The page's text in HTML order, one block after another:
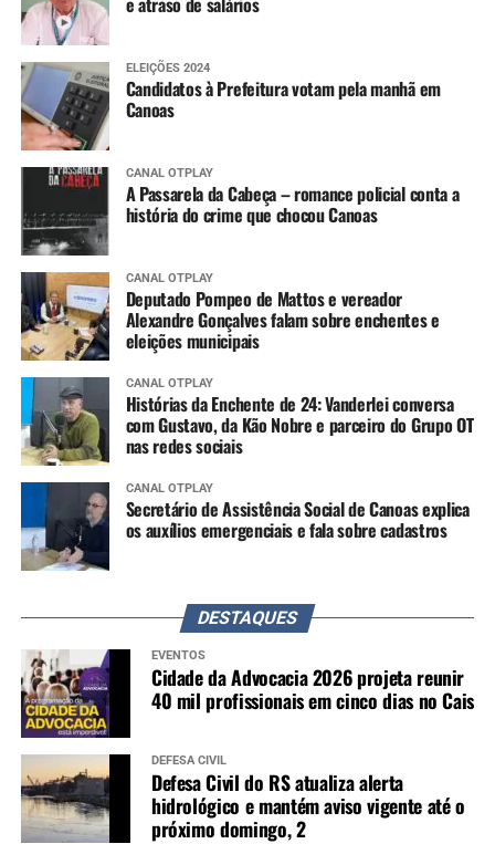
ELEIÇÕES 2024
Candidatos à Prefeitura votam pela manhã em
Canoas
CANAL OTPLAY
A Passarela da Cabeça – romance policial conta a
história do crime que chocou Canoas
CANAL OTPLAY
Deputado Pompeo de Mattos e vereador
Alexandre Gonçalves falam sobre enchentes e
eleições municipais
CANAL OTPLAY
Histórias da Enchente de 24: Vanderlei conversa
com Gustavo, da Kão Nobre e parceiro do Grupo OT
nas redes sociais
CANAL OTPLAY
Secretário de Assistência Social de Canoas explica
os auxílios emergenciais e fala sobre cadastros
DESTAQUES
EVENTOS
Cidade da Advocacia 2026 projeta reunir
40 mil profissionais em cinco dias no Cais
DEFESA CIVIL
Defesa Civil do RS atualiza alerta
hidrológico e mantém aviso vigente até o
próximo domingo, 2